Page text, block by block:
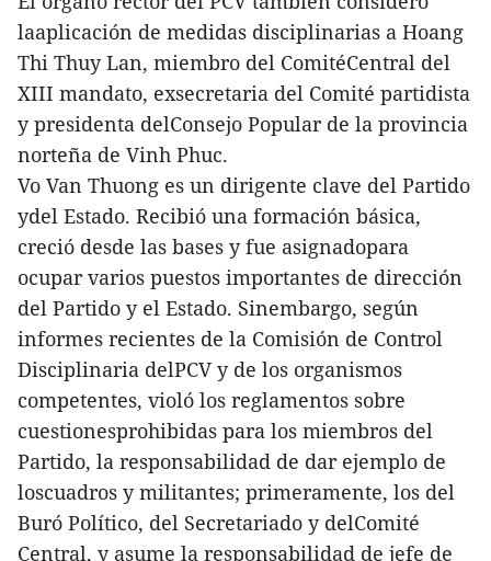
laaplicación de medidas disciplinarias a Hoang
Thi Thuy Lan, miembro del ComitéCentral del
XIII mandato, exsecretaria del Comité partidista
y presidenta delConsejo Popular de la provincia
norteña de Vinh Phuc.
Vo Van Thuong es un dirigente clave del Partido
ydel Estado. Recibió una formación básica,
creció desde las bases y fue asignadopara
ocupar varios puestos importantes de dirección
del Partido y el Estado. Sinembargo, según
informes recientes de la Comisión de Control
Disciplinaria delPCV y de los organismos
competentes, violó los reglamentos sobre
cuestionesprohibidas para los miembros del
Partido, la responsabilidad de dar ejemplo de
loscuadros y militantes; primeramente, los del
Buró Político, del Secretariado y delComité
Central, y asume la responsabilidad de jefe de